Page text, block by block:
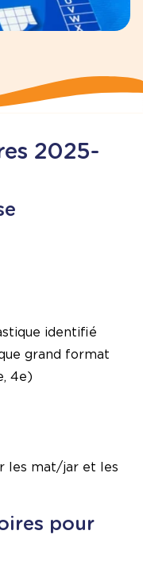
2025-
identifié
grand format
4e)
les mat/jar et les
pour